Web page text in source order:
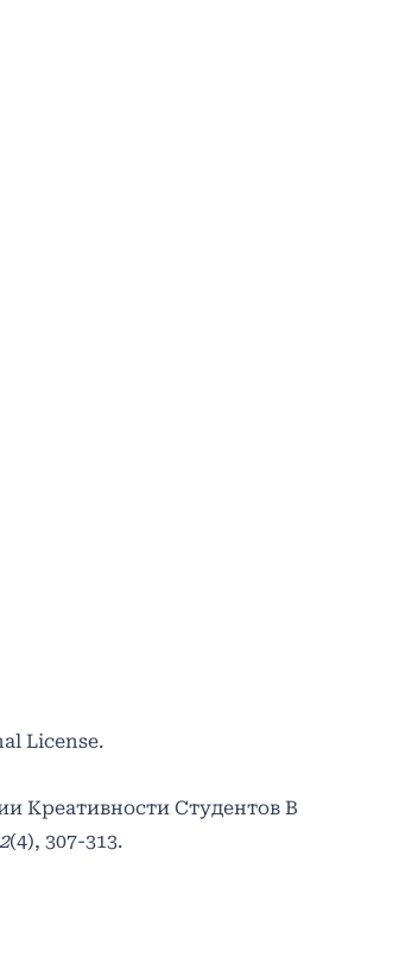
License.
Креативности Студентов В
2(4), 307-313.